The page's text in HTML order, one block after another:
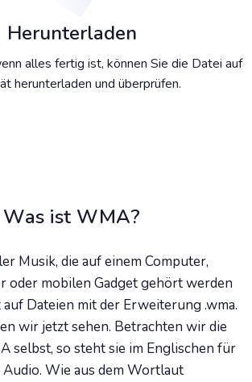
Herunterladen
alles fertig ist, können Sie die Datei auf
herunterladen und überprüfen.
Was ist WMA?
Musik, die auf einem Computer,
oder mobilen Gadget gehört werden
Dateien mit der Erweiterung .wma.
wir jetzt sehen. Betrachten wir die
selbst, so steht sie im Englischen für
Wie aus dem Wortlaut